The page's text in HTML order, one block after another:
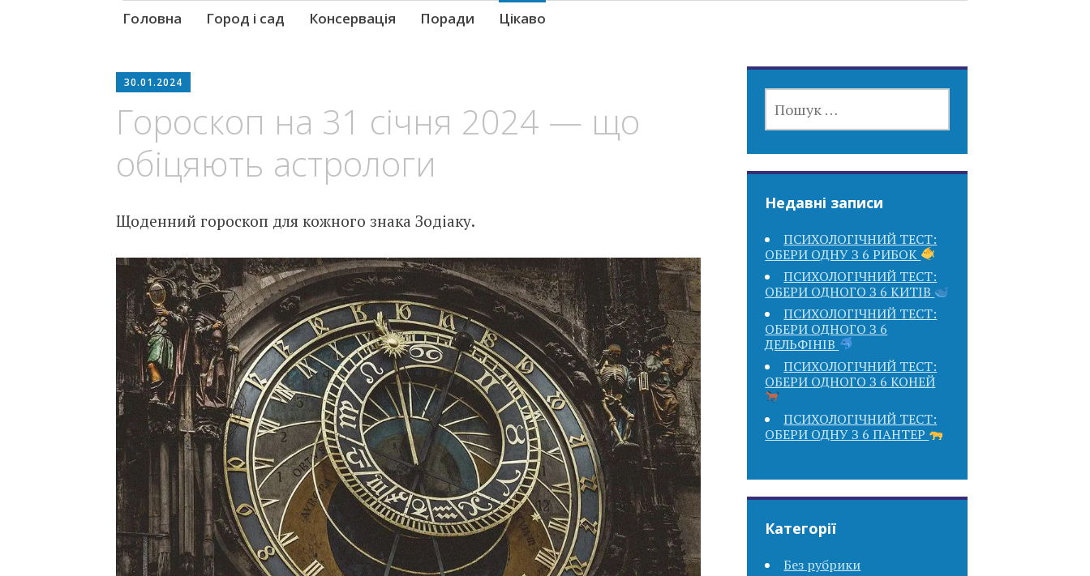
Skip
Головна Город і сад Консервація Поради Цікаво
30.01.2024
Гороскоп на 31 січня 2024 — що
обіцяють астрологи
Щоденний гороскоп для кожного знака Зодіаку.
Недавні записи
ПСИХОЛОГІЧНИЙ ТЕСТ:
ОБЕРИ ОДНУ З 6 РИБОК
ПСИХОЛОГІЧНИЙ ТЕСТ:
ОБЕРИ ОДНОГО З 6 КИТІВ
ПСИХОЛОГІЧНИЙ ТЕСТ:
ОБЕРИ ОДНОГО З 6
ДЕЛЬФІНІВ
ПСИХОЛОГІЧНИЙ ТЕСТ:
ОБЕРИ ОДНОГО З 6 КОНЕЙ
ПСИХОЛОГІЧНИЙ ТЕСТ:
ОБЕРИ ОДНУ З 6 ПАНТЕР
Категорії
Без рубрики